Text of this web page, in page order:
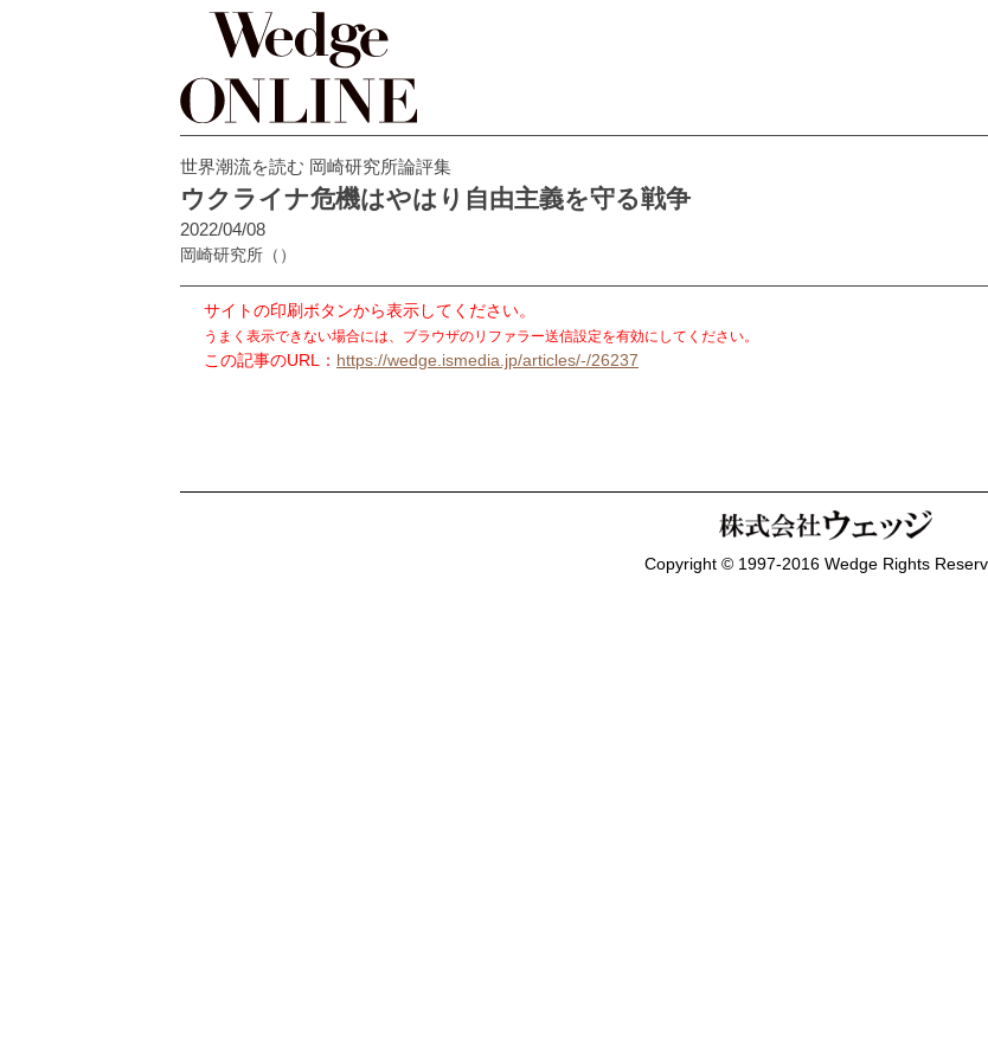
世界潮流を読む 岡崎研究所論評集
ウクライナ危機はやはり自由主義を守る戦争
2022/04/08
岡崎研究所 （）
サイトの印刷ボタンから表示してください。
うまく表示できない場合には、ブラウザのリファラー送信設定を有効にしてください。
この記事のURL： https://wedge.ismedia.jp/articles/-/26237
Copyright © 1997-2016 Wedge Rights